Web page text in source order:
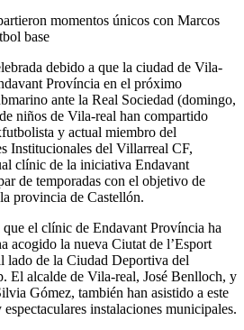
momentos únicos con Marcos
base
debido a que la ciudad de Vila-
Província en el próximo
ante la Real Sociedad (domingo,
niños de Vila-real han compartido
y actual miembro del
Institucionales del Villarreal CF,
clínic de la iniciativa Endavant
de temporadas con el objetivo de
provincia de Castellón.
el clínic de Endavant Província ha
acogido la nueva Ciutat de l’Esport
lado de la Ciudad Deportiva del
El alcalde de Vila-real, José Benlloch, y
Gómez, también han asistido a este
instalaciones municipales.